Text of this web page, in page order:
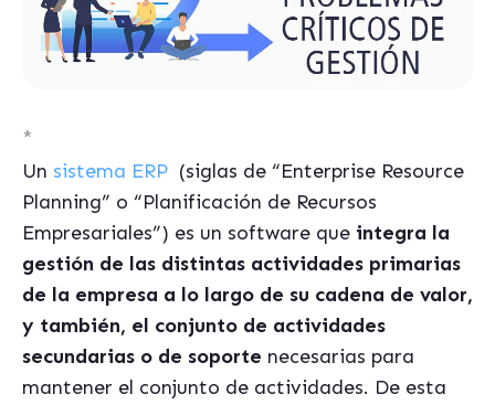
*
Un sistema ERP (siglas de “Enterprise Resource
Planning” o “Planificación de Recursos
Empresariales”) es un software que integra la
gestión de las distintas actividades primarias
de la empresa a lo largo de su cadena de valor,
y también, el conjunto de actividades
secundarias o de soporte necesarias para
mantener el conjunto de actividades. De esta